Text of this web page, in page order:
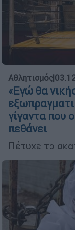
Αθλητισμός|
«Εγώ θα
γίγαντα που
πεθάνει
Πέτυχε το